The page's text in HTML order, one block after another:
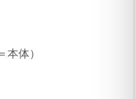
本体）